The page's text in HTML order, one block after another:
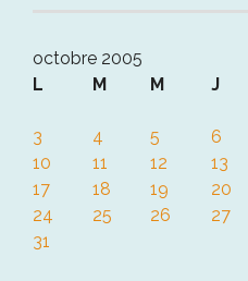
octobre 2005
L
M M J
3
4 5 6
10
11 12 13
17
18 19 20
24
25 26 27
31